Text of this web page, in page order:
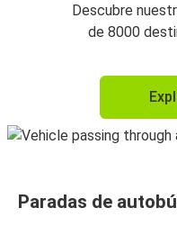
Descubre
de 8000
Paradas de